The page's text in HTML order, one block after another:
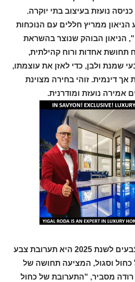
נועזת בעיצוב בתי יוקרה.
הניאון ממריץ חללים עם הנוכחות
הניאון הבוהק שנוצר בהשראת
תחושת אחדות ורוח קהילתית,
שמנת ולבן, כדי לאזן את עוצמתו,
אך דינמית. זוהי בחירה מצוינת
אמירה נועזת ומודרנית.
מסיימת את פלטת הצבעים לשנת 2025 היא תערובת צבע
כחול וסגול, המציעה תחושה של
רודה מסביר, "התערובת של כחול